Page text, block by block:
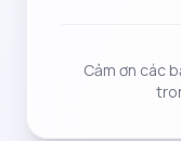
Cảm ơn các